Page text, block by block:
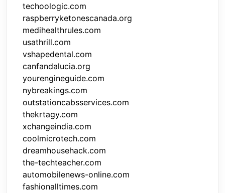
techoologic.com
raspberryketonescanada.org
medihealthrules.com
usathrill.com
vshapedental.com
canfandalucia.org
yourengineguide.com
nybreakings.com
outstationcabsservices.com
thekrtagy.com
xchangeindia.com
coolmicrotech.com
dreamhousehack.com
the-techteacher.com
automobilenews-online.com
fashionalltimes.com